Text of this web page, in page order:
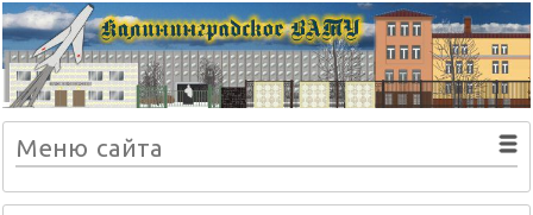
Меню сайта